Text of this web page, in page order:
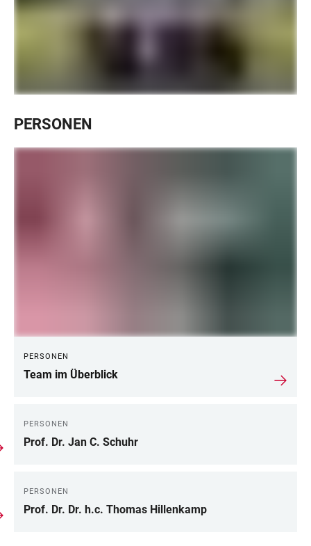
PERSONEN
PERSONEN
Team im Überblick
PERSONEN
Prof. Dr. Jan C. Schuhr
PERSONEN
Prof. Dr. Dr. h.c. Thomas Hillenkamp